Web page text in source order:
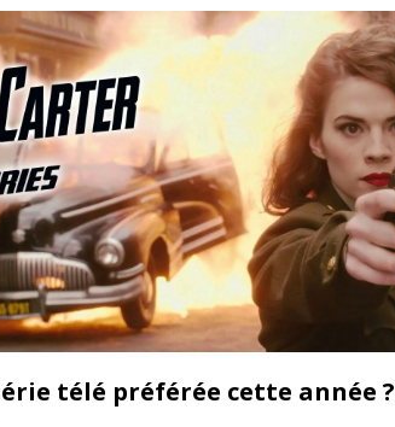
télé préférée cette année ?